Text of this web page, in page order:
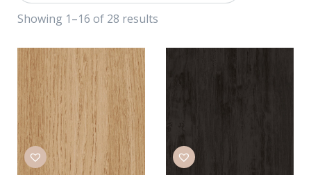
Showing 1–16 of 28 results